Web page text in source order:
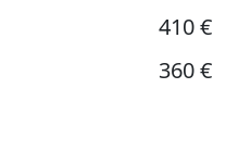
410 €
360 €